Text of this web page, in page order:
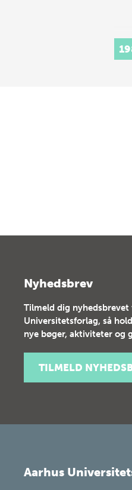
Nyhedsbrev
Tilmeld dig nyhedsbrevet
Universitetsforlag, så
nye bøger, aktiviteter og
TILMELD
Aarhus